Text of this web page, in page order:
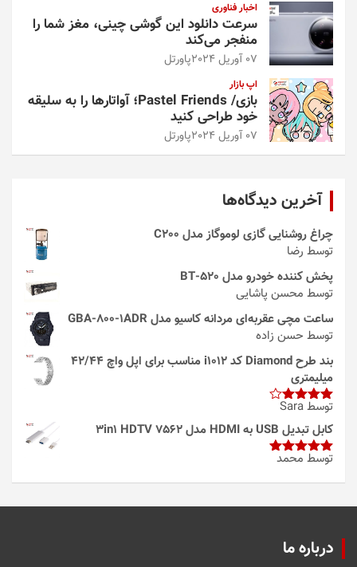
اخبار فناوری
سرعت دانلود این گوشی چینی، مغز شما را
منفجر می‌کند
07 آوریل 2024 پاورتل
اپ بازار
بازی/ Pastel Friends؛ آواتارها را به سلیقه
خود طراحی کنید
07 آوریل 2024 پاورتل
آخرین دیدگاه‌ها
چراغ روشنایی گازی لوموگاز مدل C200
توسط رضا
پخش کننده خودرو مدل 520-BT
توسط محسن پاشایی
ساعت مچی عقربه‌ای مردانه کاسیو مدل GBA-800-1ADR
توسط حسن زاده
بند طرح Diamond کد i1012 مناسب برای اپل واچ 42/44
میلیمتری
امتیاز4
از 5
توسط Sara
کابل تبدیل USB به HDMI مدل 3in1 HDTV 7562
امتیاز5از
توسط محمد
درباره ما